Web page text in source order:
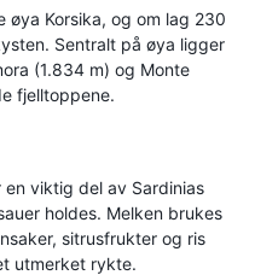
øya Korsika, og om lag 230
Sentralt på øya ligger
(1.834 m) og Monte
fjelltoppene.
viktig del av Sardinias
holdes. Melken brukes
sitrusfrukter og ris
utmerket rykte.